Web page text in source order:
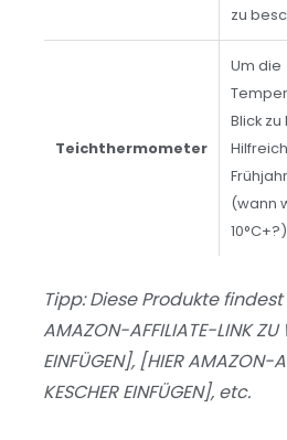
zu
Teichthermometer
Um die
Blick
(wann
Tipp: Diese Produkte
AMAZON-AFFILIATE-LINK ZU
EINFÜGEN], [HIER AMAZON-
KESCHER EINFÜGEN], etc.